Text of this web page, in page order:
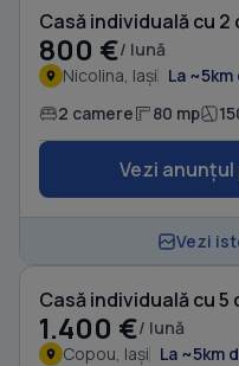
800 €/ lună
Nicolina, Iași La
2 camere 80 mp
Vezi anunțul
Vezi
1.400 €/ lună
Copou, Iași La ~5km